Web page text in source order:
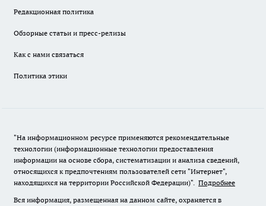
Редакционная политика
Обзорные статьи и пресс-релизы
Как с нами связаться
Политика этики
"На информационном ресурсе применяются рекомендательные
технологии (информационные технологии предоставления
информации на основе сбора, систематизации и анализа сведений,
относящихся к предпочтениям пользователей сети "Интернет",
находящихся на территории Российской Федерации)". Подробнее
Вся информация, размещенная на данном сайте, охраняется в